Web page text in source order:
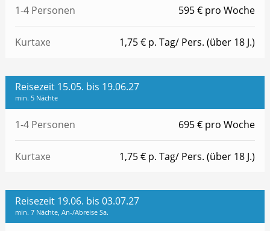
1-4 Personen 595 € pro Woche
Kurtaxe 1,75 € p. Tag/ Pers. (über 18 J.)
Reisezeit 15.05. bis 19.06.27
min. 5 Nächte
1-4 Personen 695 € pro Woche
Kurtaxe 1,75 € p. Tag/ Pers. (über 18 J.)
Reisezeit 19.06. bis 03.07.27
min. 7 Nächte, An-/Abreise Sa.